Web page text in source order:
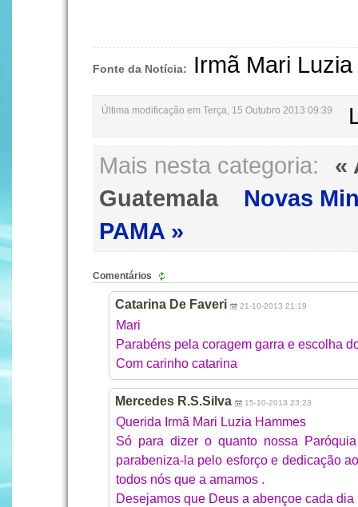
Fonte da Notícia:
Irmã Mari
Última modificação em Terça, 15 Outubro 2013 09:39
Mais nesta categoria:
«
Guatemala
Novas
PAMA »
Comentários
Catarina De Faveri 21-10-2013 21:19
Mari
Parabéns pela coragem garra e escolha
Com carinho catarina
Mercedes R.S.Silva 15-10-2013 23:23
Querida Irmã Mari Luzia Hammes
Só para dizer o quanto nossa
parabeniza-la pelo esforço e dedicação
todos nós que a amamos .
Desejamos que Deus a abençoe cada dia